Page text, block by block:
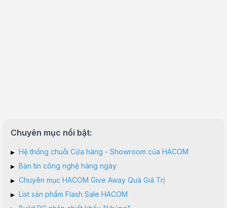
Chuyên mục nổi bật:
▸ Hệ thống chuỗi Cửa hàng - Showroom của HACOM
▸ Bản tin công nghệ hàng ngày
▸ Chuyên mục HACOM Give Away Quà Giá Trị
▸ List sản phẩm Flash Sale HACOM